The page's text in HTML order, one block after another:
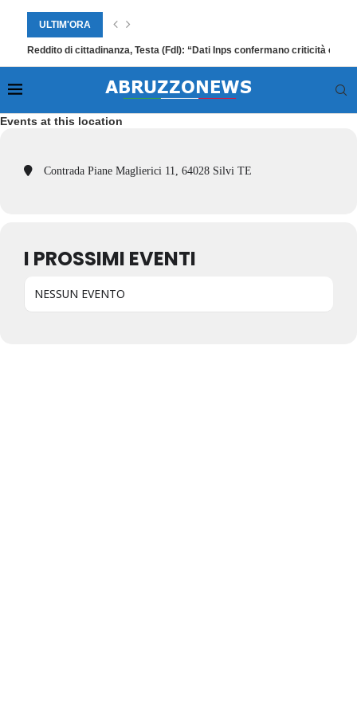
ULTIM'ORA
Reddito di cittadinanza, Testa (FdI): “Dati Inps confermano criticità e
Events at this location
Contrada Piane Maglierici 11, 64028 Silvi TE
I PROSSIMI EVENTI
NESSUN EVENTO